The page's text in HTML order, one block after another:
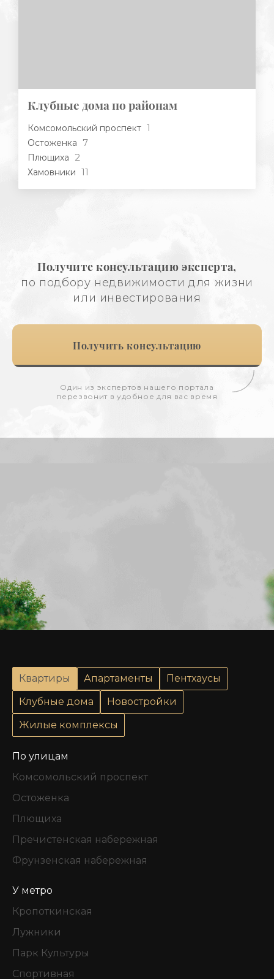
Клубные дома по районам
Комсомольский проспект 1
Остоженка 7
Плющиха 2
Хамовники 11
Получите консультацию эксперта,
по подбору недвижимости для жизни
или инвестирования
Получить консультацию
Один из экспертов нашего портала
перезвонит в удобное для вас время
Квартиры Апартаменты
Пентхаусы
Клубные дома
Новостройки
Жилые комплексы
По улицам
Комсомольский проспект
Остоженка
Плющиха
Пречистенская набережная
Фрунзенская набережная
У метро
Кропоткинская
Лужники
Парк Культуры
Спортивная